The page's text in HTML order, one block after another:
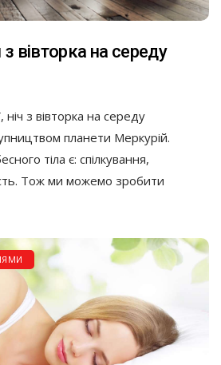
вівторка на середу
ніч з вівторка на середу
планети Меркурій.
тіла є: спілкування,
Тож ми можемо зробити